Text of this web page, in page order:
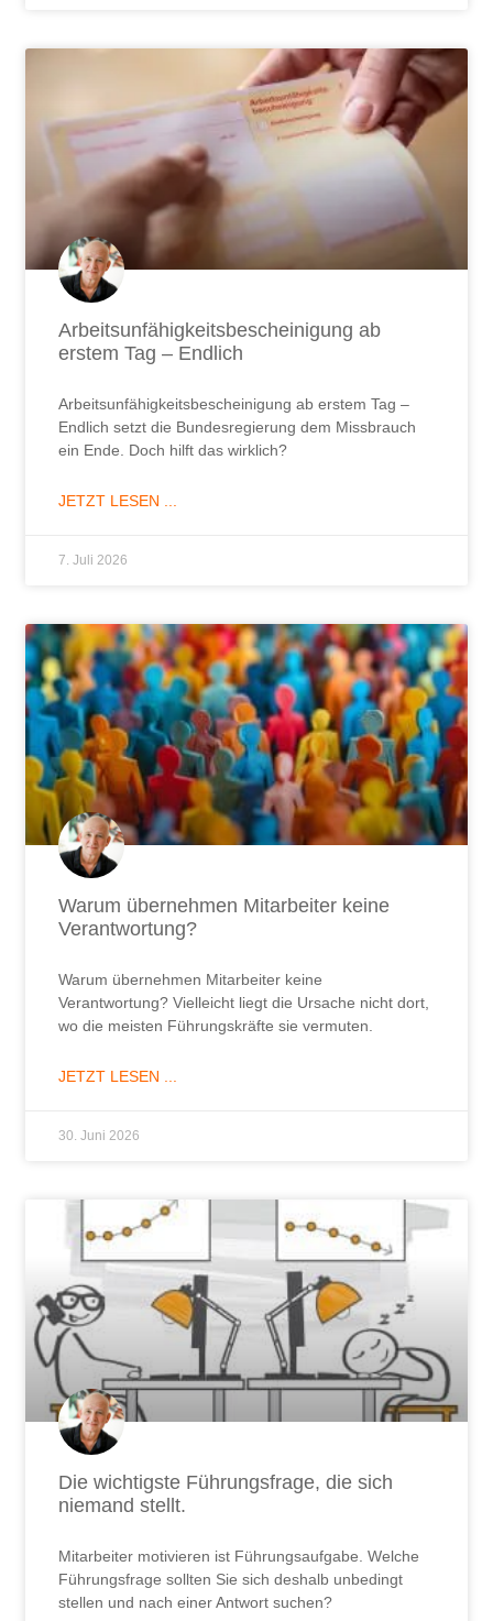
Arbeitsunfähigkeitsbescheinigung ab
erstem Tag – Endlich
Arbeitsunfähigkeitsbescheinigung ab erstem Tag –
Endlich setzt die Bundesregierung dem Missbrauch
ein Ende. Doch hilft das wirklich?
JETZT LESEN ...
7. Juli 2026
Warum übernehmen Mitarbeiter keine
Verantwortung?
Warum übernehmen Mitarbeiter keine
Verantwortung? Vielleicht liegt die Ursache nicht dort,
wo die meisten Führungskräfte sie vermuten.
JETZT LESEN ...
30. Juni 2026
Die wichtigste Führungsfrage, die sich
niemand stellt.
Mitarbeiter motivieren ist Führungsaufgabe. Welche
Führungsfrage sollten Sie sich deshalb unbedingt
stellen und nach einer Antwort suchen?